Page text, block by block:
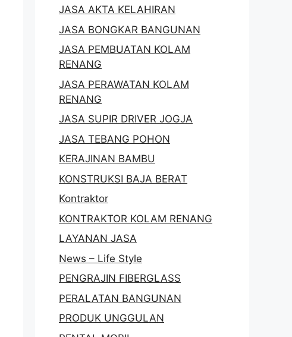
JASA AKTA KELAHIRAN
JASA BONGKAR BANGUNAN
JASA PEMBUATAN KOLAM
RENANG
JASA PERAWATAN KOLAM
RENANG
JASA SUPIR DRIVER JOGJA
JASA TEBANG POHON
KERAJINAN BAMBU
KONSTRUKSI BAJA BERAT
Kontraktor
KONTRAKTOR KOLAM RENANG
LAYANAN JASA
News – Life Style
PENGRAJIN FIBERGLASS
PERALATAN BANGUNAN
PRODUK UNGGULAN